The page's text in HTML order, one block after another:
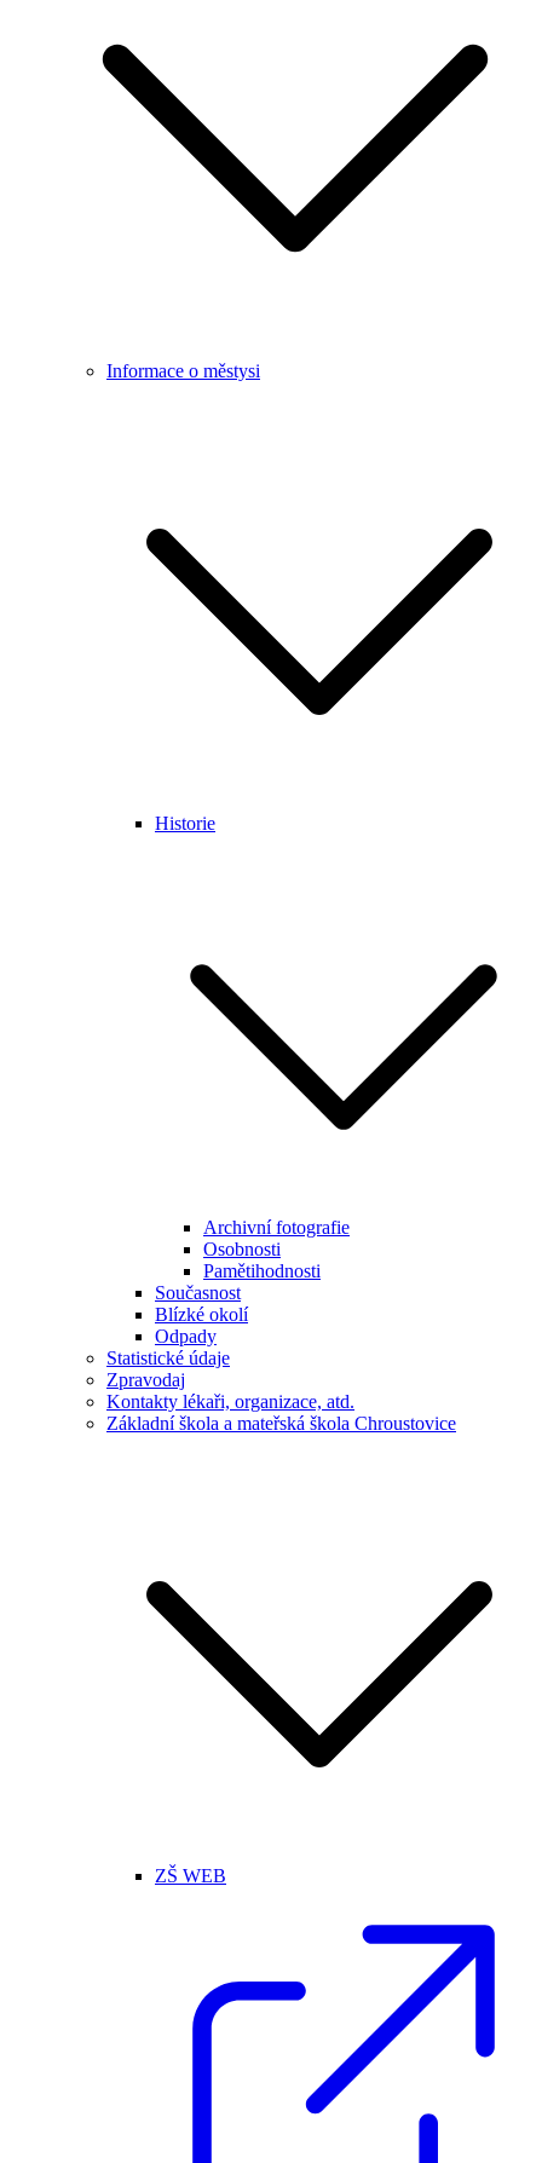
Informace o městysi
Historie
Archivní fotografie
Osobnosti
Pamětihodnosti
Současnost
Blízké okolí
Odpady
Statistické údaje
Zpravodaj
Kontakty lékaři, organizace, atd.
Základní škola a mateřská škola Chroustovice
ZŠ WEB